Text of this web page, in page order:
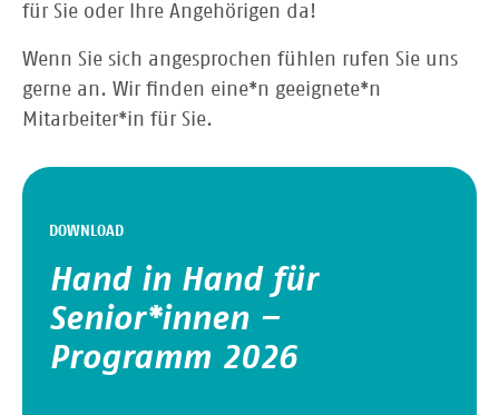
für Sie oder Ihre Angehörigen da!
Wenn Sie sich angesprochen fühlen rufen Sie uns
gerne an. Wir finden eine*n geeignete*n
Mitarbeiter*in für Sie.
DOWNLOAD
Hand in Hand für
Senior*innen –
Programm 2026